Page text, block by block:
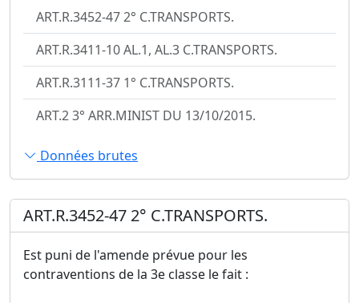
ART.R.3452-47 2° C.TRANSPORTS.
ART.R.3411-10 AL.1, AL.3 C.TRANSPORTS.
ART.R.3111-37 1° C.TRANSPORTS.
ART.2 3° ARR.MINIST DU 13/10/2015.
Données brutes
ART.R.3452-47 2° C.TRANSPORTS.
Est puni de l'amende prévue pour les
contraventions de la 3e classe le fait :